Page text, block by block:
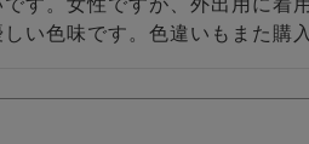
す。女性ですが、外出用に着
い色味です。色違いもまた購